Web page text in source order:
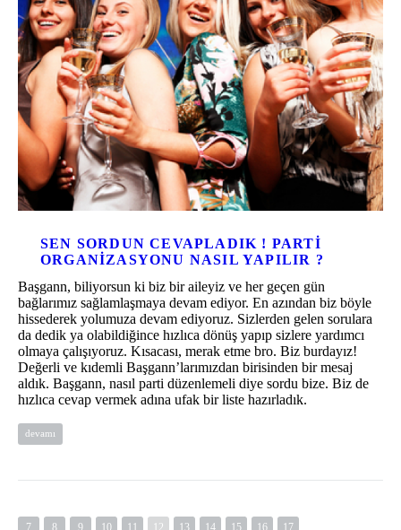
SEN SORDUN CEVAPLADIK ! PARTI
ORGANIZASYONU NASIL YAPILIR ?
Başgann, biliyorsun ki biz bir aileyiz ve her geçen gün
bağlarımız sağlamlaşmaya devam ediyor. En azından biz böyle
hissederek yolumuza devam ediyoruz. Sizlerden gelen sorulara
da dedik ya olabildiğince hızlıca dönüş yapıp sizlere yardımcı
olmaya çalışıyoruz. Kısacası, merak etme bro. Biz burdayız!
Değerli ve kıdemli Başgann’larımızdan birisinden bir mesaj
aldık. Başgann, nasıl parti düzenlemeli diye sordu bize. Biz de
hızlıca cevap vermek adına ufak bir liste hazırladık.
devamı
7 8 9 10 11 12 13 14 15 16 17